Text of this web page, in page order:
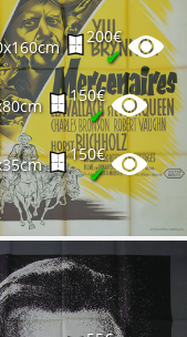
200€
✔
150€
✔
150€
✔